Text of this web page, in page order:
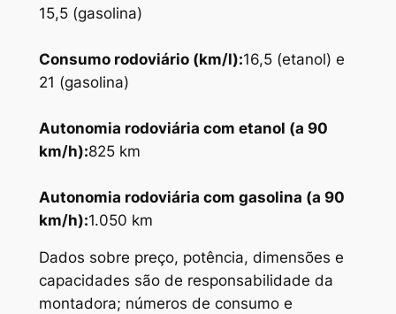
15,5 (gasolina)
Consumo rodoviário (km/l):16,5 (etanol) e
21 (gasolina)
Autonomia rodoviária com etanol (a 90
km/h):825 km
Autonomia rodoviária com gasolina (a 90
km/h):1.050 km
Dados sobre preço, potência, dimensões e
capacidades são de responsabilidade da
montadora; números de consumo e